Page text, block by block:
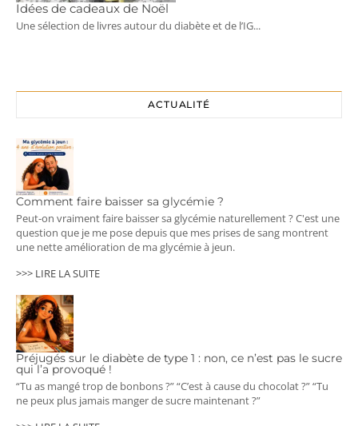
Idées de cadeaux de Noël
Une sélection de livres autour du diabète et de l’IG...
ACTUALITÉ
Comment faire baisser sa glycémie ?
Peut-on vraiment faire baisser sa glycémie naturellement ? C'est une
question que je me pose depuis que mes prises de sang montrent
une nette amélioration de ma glycémie à jeun.
>>> LIRE LA SUITE
Préjugés sur le diabète de type 1 : non, ce n’est pas le sucre
qui l’a provoqué !
“Tu as mangé trop de bonbons ?” “C’est à cause du chocolat ?” “Tu
ne peux plus jamais manger de sucre maintenant ?”